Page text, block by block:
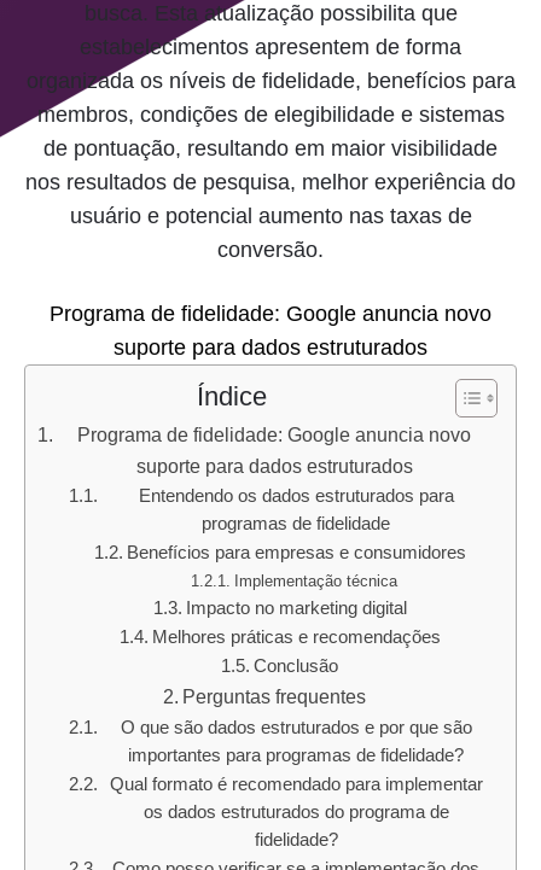
busca. Esta atualização possibilita que
estabelecimentos apresentem de forma
organizada os níveis de fidelidade, benefícios para
membros, condições de elegibilidade e sistemas
de pontuação, resultando em maior visibilidade
nos resultados de pesquisa, melhor experiência do
usuário e potencial aumento nas taxas de
conversão.
Programa de fidelidade: Google anuncia novo
suporte para dados estruturados
Índice
Programa de fidelidade: Google anuncia novo
suporte para dados estruturados
Entendendo os dados estruturados para
programas de fidelidade
Benefícios para empresas e consumidores
Implementação técnica
Impacto no marketing digital
Melhores práticas e recomendações
Conclusão
Perguntas frequentes
O que são dados estruturados e por que são
importantes para programas de fidelidade?
Qual formato é recomendado para implementar
os dados estruturados do programa de
fidelidade?